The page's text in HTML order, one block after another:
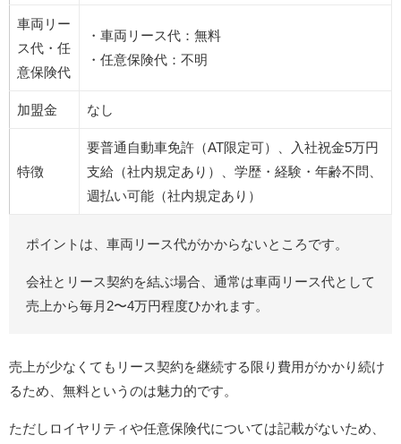
車両リー
ス代・任
意保険代
・車両リース代：無料
・任意保険代：不明
加盟金 なし
特徴
要普通自動車免許（AT限定可）、入社祝金5万円
支給（社内規定あり）、学歴・経験・年齢不問、
週払い可能（社内規定あり）
ポイントは、車両リース代がかからないところです。
会社とリース契約を結ぶ場合、通常は車両リース代として
売上から毎月2〜4万円程度ひかれます。
売上が少なくてもリース契約を継続する限り費用がかかり続け
るため、無料というのは魅力的です。
ただしロイヤリティや任意保険代については記載がないため、